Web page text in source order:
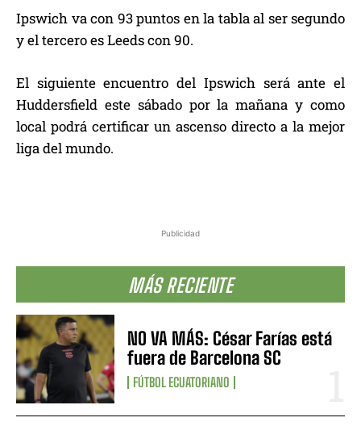
Publicidad
MÁS RECIENTE
NO VA MÁS: César Farías está
fuera de Barcelona SC
FÚTBOL ECUATORIANO
Ipswich va con 93 puntos en la tabla al ser segundo
y el tercero es Leeds con 90.
El siguiente encuentro del Ipswich será ante el
Huddersfield este sábado por la mañana y como
local podrá certificar un ascenso directo a la mejor
liga del mundo.